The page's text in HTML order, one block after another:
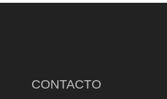
CONTACTO